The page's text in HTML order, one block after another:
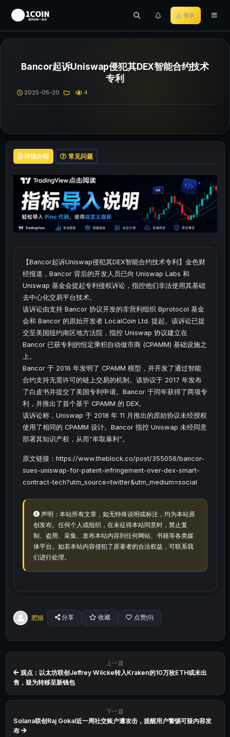
登录
Bancor起诉Uniswap侵犯其DEX智能合约技术
专利
2025-05-20 4
详情介绍 常见问题
【Bancor起诉Uniswap侵犯其DEX智能合约技术专利】金色财
经报道，Bancor 背后的开发人员已向 Uniswap Labs 和
Uniswap 基金会提起专利侵权诉讼，指控他们非法使用其基础
去中心化交易平台技术。
该诉讼由支持 Bancor 协议开发的非营利组织 Bprotocol 基金
会和 Bancor 的原始开发者 LocalCoin Ltd. 提起。该诉讼已提
交至美国纽约南区地方法院，指控 Uniswap 协议建立在
Bancor 已获专利的恒定乘积自动做市商 (CPAMM) 基础设施之
上。
Bancor 于 2016 年发明了 CPAMM 模型，并开发了通过智能
合约支持无需许可的链上交易的机制。该协议于 2017 年发布
了白皮书并提交了美国专利申请。Bancor 于同年获得了两项专
利，并推出了首个基于 CPAMM 的 DEX。
该诉讼称，Uniswap 于 2018 年 11 月推出的原始协议未经授权
使用了相同的 CPAMM 设计。Bancor 指控 Uniswap 未经同意
部署其知识产权，从而“牟取暴利”。
原文链接：https://www.theblock.co/post/355056/bancor-
sues-uniswap-for-patent-infringement-over-dex-smart-
contract-tech?utm_source=twitter&utm_medium=social
声明：本站所有文章，如无特殊说明或标注，均为本站原
创发布。任何个人或组织，在未征得本站同意时，禁止复
制、盗用、采集、发布本站内容到任何网站、书籍等各类媒
体平台。如若本站内容侵犯了原著者的合法权益，可联系我
们进行处理。
肥猫 分享 收藏 点赞(0)
上一篇
观点：以太坊联创Jeffrey Wilcke转入Kraken的10万枚ETH或未出
售，疑为转移至新钱包
下一篇
Solana联创Raj Gokal近一周社交账户遭攻击，提醒用户警惕可疑内容发
布